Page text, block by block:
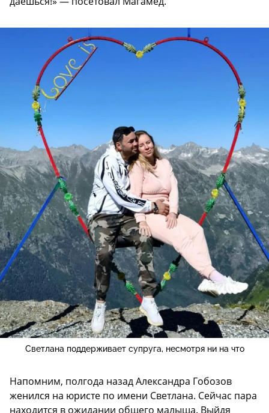
Светлана поддерживает супруга, несмотря ни на что
Напомним, полгода назад Александра Гобозов
женился на юристе по имени Светлана. Сейчас пара
находится в ожидании общего малыша. Выйдя